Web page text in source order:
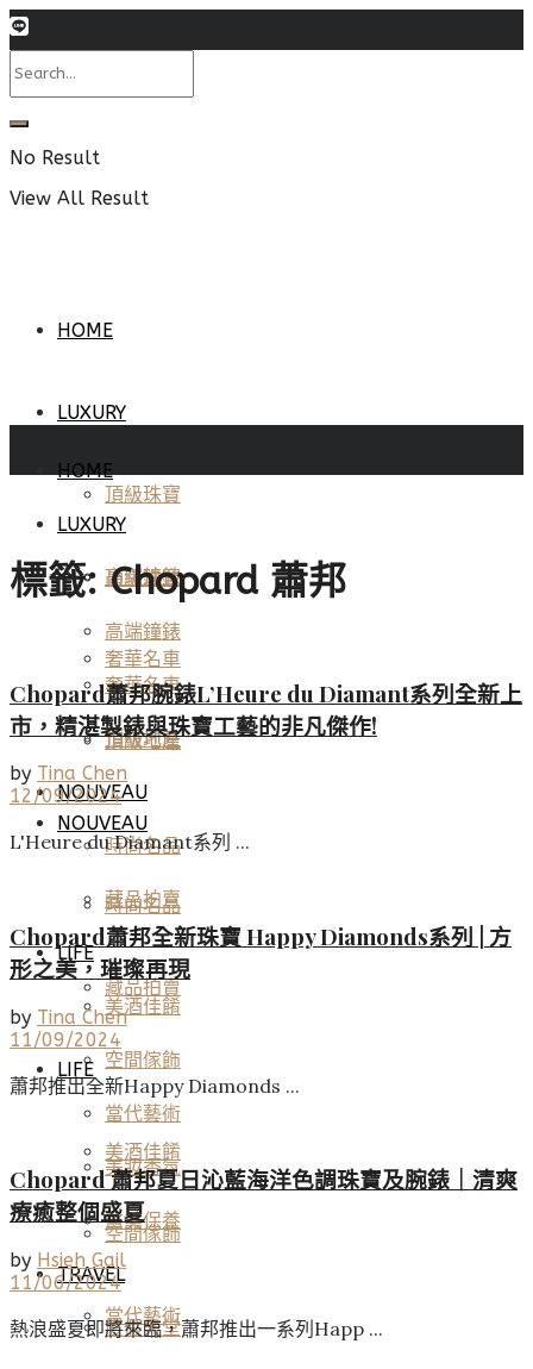
No Result
View All Result
HOME
LUXURY
頂級珠寶
高端鐘錶
奢華名車
頂級地產
NOUVEAU
時尚名品
藏品拍賣
LIFE
美酒佳餚
空間傢飾
當代藝術
HOME
LUXURY
頂級珠寶
高端鐘錶
奢華名車
頂級地產
NOUVEAU
時尚名品
藏品拍賣
LIFE
美酒佳餚
空間傢飾
當代藝術
美妝香氛
醫美保養
TRAVEL
度假天堂
標籤:Chopard 蕭邦
Chopard蕭邦腕錶L’Heure du Diamant系列全新上
市，精湛製錶與珠寶工藝的非凡傑作!
by Tina Chen
12/09/2024
L'Heure du Diamant系列 ...
Chopard蕭邦全新珠寶 Happy Diamonds系列 | 方
形之美，璀璨再現
by Tina Chen
11/09/2024
蕭邦推出全新Happy Diamonds ...
Chopard 蕭邦夏日沁藍海洋色調珠寶及腕錶｜清爽
療癒整個盛夏
by Hsieh Gail
11/06/2024
熱浪盛夏即將來臨，蕭邦推出一系列Happ ...